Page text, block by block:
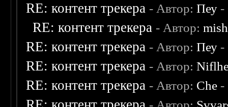
RE: контент трекера - Автор:Пеу -
RE: контент трекера - Автор:
RE: контент трекера - Автор:Пеу -
RE: контент трекера - Автор:
RE: контент трекера - Автор: Che -